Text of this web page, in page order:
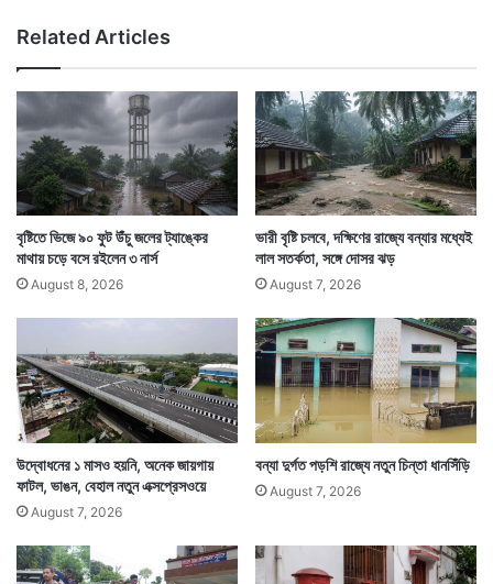
রজি
এ
স
টি
-
কে
ক
টা
ক্ষ
রা
হু
গা
র
Related Articles
বৃষ্টিতে ভিজে ৯০ ফুট উঁচু জলের ট্যাঙ্কের
মাথায় চড়ে বসে রইলেন ৩ নার্স
August 8, 2026
ভারী বৃষ্টি চলবে, দক্ষিণের রাজ্যে বন্যার মধ্যেই
লাল সতর্কতা, সঙ্গে দোসর ঝড়
August 7, 2026
উদ্বোধনের ১ মাসও হয়নি, অনেক জায়গায়
ফাটল, ভাঙন, বেহাল নতুন এক্সপ্রেসওয়ে
August 7, 2026
বন্যা দুর্গত পড়শি রাজ্যে নতুন চিন্তা ধানসিঁড়ি
August 7, 2026